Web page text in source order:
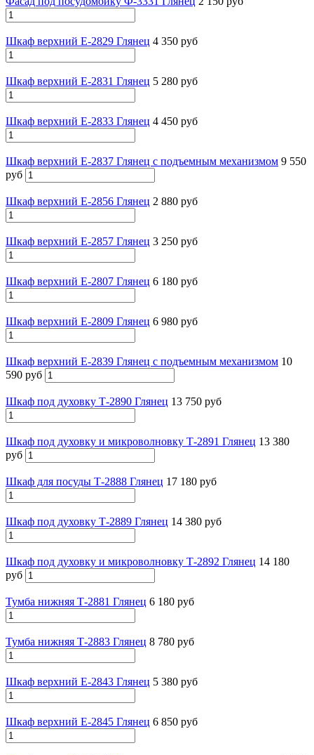
Шкаф верхний Е-2829 Глянец 4 350 руб
Шкаф верхний Е-2831 Глянец 5 280 руб
Шкаф верхний Е-2833 Глянец 4 450 руб
Шкаф верхний Е-2837 Глянец с подъемным механизмом 9 550
руб
Шкаф верхний Е-2856 Глянец 2 880 руб
Шкаф верхний Е-2857 Глянец 3 250 руб
Шкаф верхний Е-2807 Глянец 6 180 руб
Шкаф верхний Е-2809 Глянец 6 980 руб
Шкаф верхний Е-2839 Глянец с подъемным механизмом 10
590 руб
Шкаф под духовку Т-2890 Глянец 13 750 руб
Шкаф под духовку и микроволновку Т-2891 Глянец 13 380
руб
Шкаф для посуды Т-2888 Глянец 17 180 руб
Шкаф под духовку Т-2889 Глянец 14 380 руб
Шкаф под духовку и микроволновку Т-2892 Глянец 14 180
руб
Тумба нижняя Т-2881 Глянец 6 180 руб
Тумба нижняя Т-2883 Глянец 8 780 руб
Шкаф верхний Е-2843 Глянец 5 380 руб
Шкаф верхний Е-2845 Глянец 6 850 руб